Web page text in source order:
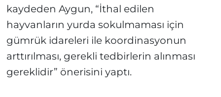
kaydeden Aygun, “İthal edilen
hayvanların yurda sokulmaması için
gümrük idareleri ile koordinasyonun
arttırılması, gerekli tedbirlerin alınması
gereklidir” önerisini yaptı.